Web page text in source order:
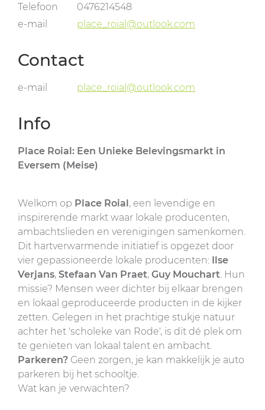
Telefoon
0476214548
e-mail
place_roial@outlook.com
Contact
e-mail place_roial@outlook.com
Info
Place Roial: Een Unieke Belevingsmarkt in
Eversem (Meise)
Welkom op Place Roial, een levendige en
inspirerende markt waar lokale producenten,
ambachtslieden en verenigingen samenkomen.
Dit hartverwarmende initiatief is opgezet door
vier gepassioneerde lokale producenten: Ilse
Verjans, Stefaan Van Praet, Guy Mouchart . Hun
missie? Mensen weer dichter bij elkaar brengen
en lokaal geproduceerde producten in de kijker
zetten. Gelegen in het prachtige stukje natuur
achter het 'scholeke van Rode', is dit dé plek om
te genieten van lokaal talent en ambacht.
Parkeren? Geen zorgen, je kan makkelijk je auto
parkeren bij het schooltje.
Wat kan je verwachten?